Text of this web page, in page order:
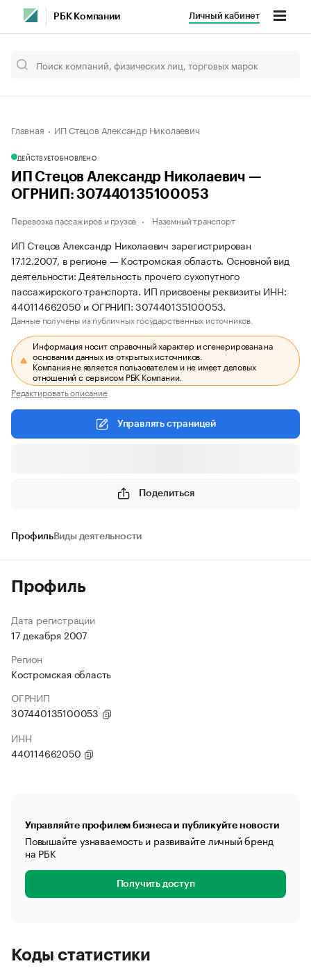
РБК Компании Личный кабинет
Главная ИП Стецов Александр Николаевич
ДЕЙСТВУЕТОБНОВЛЕНО
ИП Стецов Александр Николаевич —
ОГРНИП: 307440135100053
Перевозка пассажиров и грузов Наземный транспорт
ИП Стецов Александр Николаевич зарегистрирован
17.12.2007, в регионе — Костромская область. Основной вид
деятельности: Деятельность прочего сухопутного
пассажирского транспорта. ИП присвоены реквизиты ИНН:
440114662050 и ОГРНИП: 307440135100053.
Данные получены из публичных государственных источников.
Информация носит справочный характер и сгенерирована на
основании данных из открытых источников.
Компания не является пользователем и не имеет деловых
отношений с сервисом РБК Компании.
Редактировать описание
Управлять страницей
Поделиться
ПрофильВиды деятельности
Профиль
Дата регистрации
17 декабря 2007
Регион
Костромская область
ОГРНИП
307440135100053
ИНН
440114662050
Управляйте профилем бизнеса и публикуйте новости
Повышайте узнаваемость и развивайте личный бренд
на РБК
Получить доступ
Коды статистики